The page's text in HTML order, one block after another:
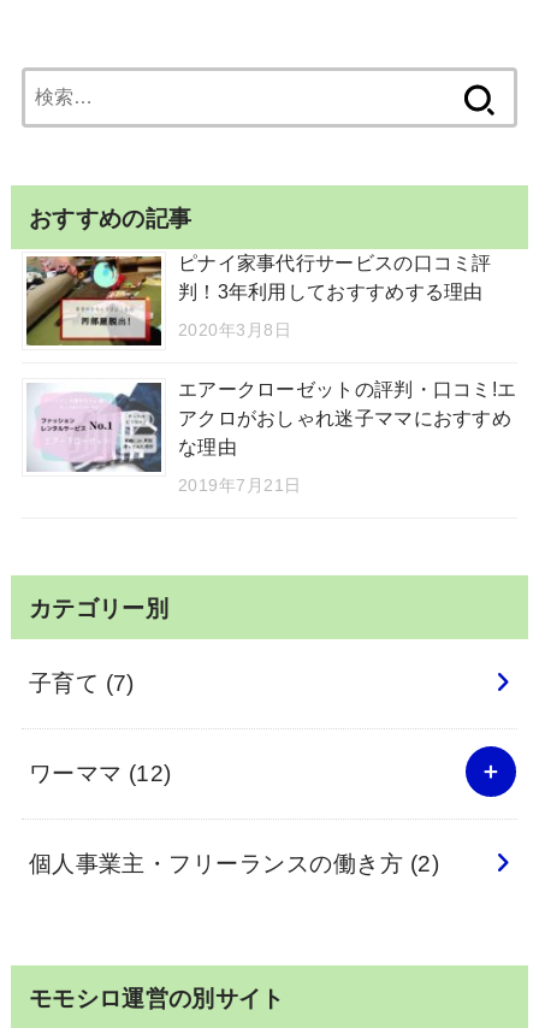
索:
おすすめの記事
ピナイ家事代行サービスの口コミ評
判！3年利用しておすすめする理由
2020年3月8日
エアークローゼットの評判・口コミ!エ
アクロがおしゃれ迷子ママにおすすめ
な理由
2019年7月21日
カテゴリー別
子育て (7)
ワーママ (12)
個人事業主・フリーランスの働き方 (2)
モモシロ運営の別サイト